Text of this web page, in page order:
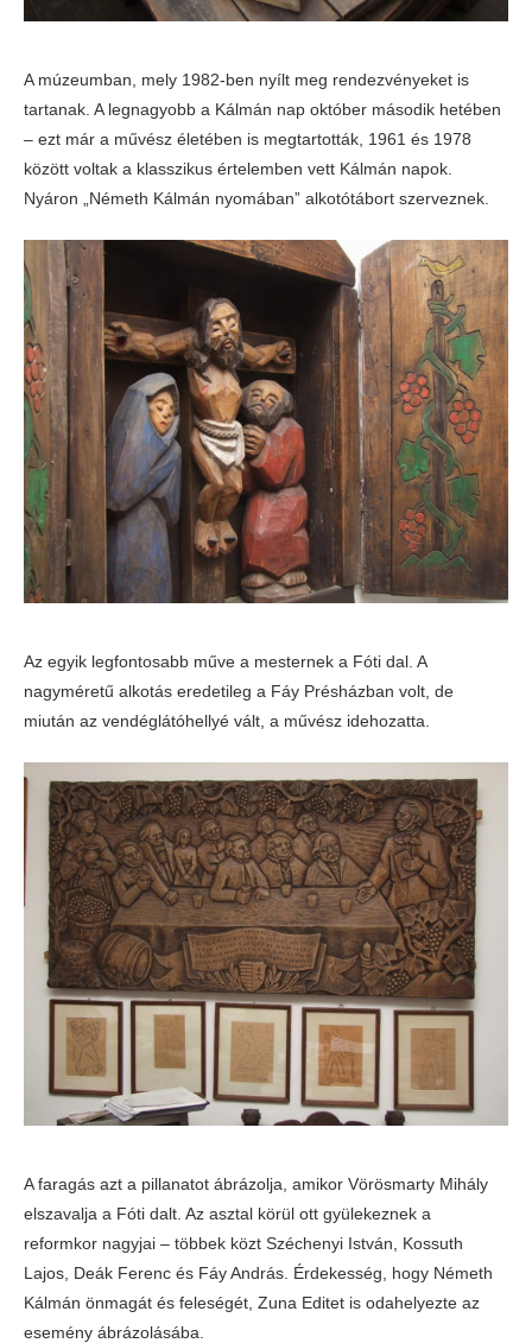
A múzeumban, mely 1982-ben nyílt meg rendezvényeket is
tartanak. A legnagyobb a Kálmán nap október második hetében
– ezt már a művész életében is megtartották, 1961 és 1978
között voltak a klasszikus értelemben vett Kálmán napok.
Nyáron „Németh Kálmán nyomában” alkotótábort szerveznek.
Az egyik legfontosabb műve a mesternek a Fóti dal. A
nagyméretű alkotás eredetileg a Fáy Présházban volt, de
miután az vendéglátóhellyé vált, a művész idehozatta.
A faragás azt a pillanatot ábrázolja, amikor Vörösmarty Mihály
elszavalja a Fóti dalt. Az asztal körül ott gyülekeznek a
reformkor nagyjai – többek közt Széchenyi István, Kossuth
Lajos, Deák Ferenc és Fáy András. Érdekesség, hogy Németh
Kálmán önmagát és feleségét, Zuna Editet is odahelyezte az
esemény ábrázolásába.